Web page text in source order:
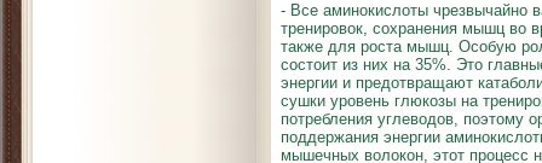
- Все аминокислоты чрезвычайно
тренировок, сохранения мышц во
также для роста мышц. Особую
состоит из них на 35%. Это
энергии и предотвращают
сушки уровень глюкозы на
потребления углеводов, поэтому
поддержания энергии
мышечных волокон, этот процесс